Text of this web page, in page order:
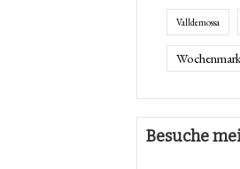
Valldemossa
Besuche